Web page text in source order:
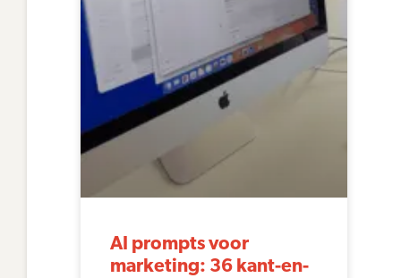
AI prompts voor
marketing: 36 kant-en-